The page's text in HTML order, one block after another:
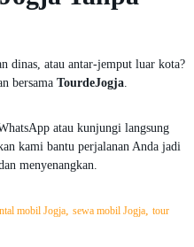
dinas, atau antar-jemput luar kota?
bersama TourdeJogja.
atau kunjungi langsung
kami bantu perjalanan Anda jadi
menyenangkan.
mobil Jogja, sewa mobil Jogja, tour